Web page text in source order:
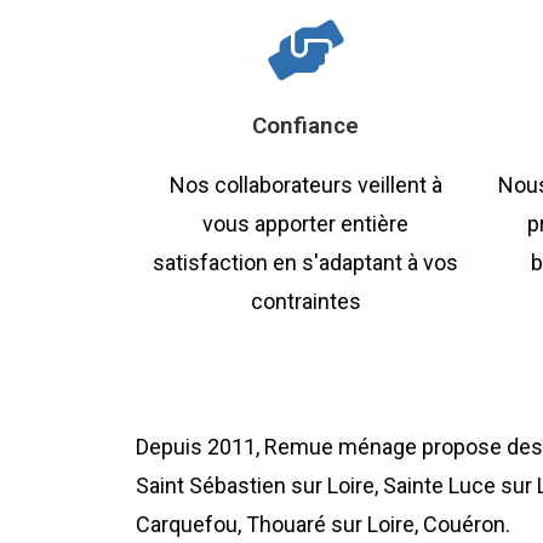
Confiance
Nos collaborateurs veillent à
vous apporter entière
satisfaction en s'adaptant à vos
contraintes
Depuis 2011, Remue ménage propose
Saint Sébastien sur Loire, Sainte Luce sur
Carquefou, Thouaré sur Loire, Couéron.